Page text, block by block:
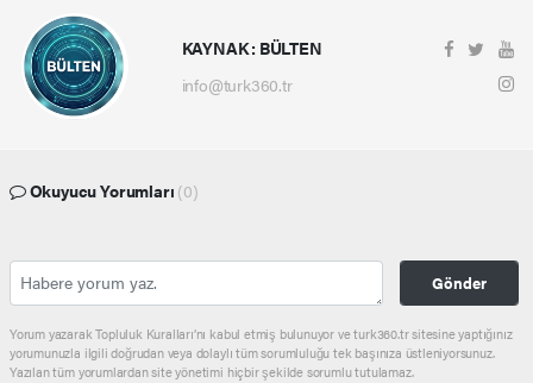
KAYNAK : BÜLTEN
info@turk360.tr
Okuyucu Yorumları (0)
Gönder
Yorum yazarak Topluluk Kuralları’nı kabul etmiş bulunuyor ve turk360.tr sitesine yaptığınız
yorumunuzla ilgili doğrudan veya dolaylı tüm sorumluluğu tek başınıza üstleniyorsunuz.
Yazılan tüm yorumlardan site yönetimi hiçbir şekilde sorumlu tutulamaz.